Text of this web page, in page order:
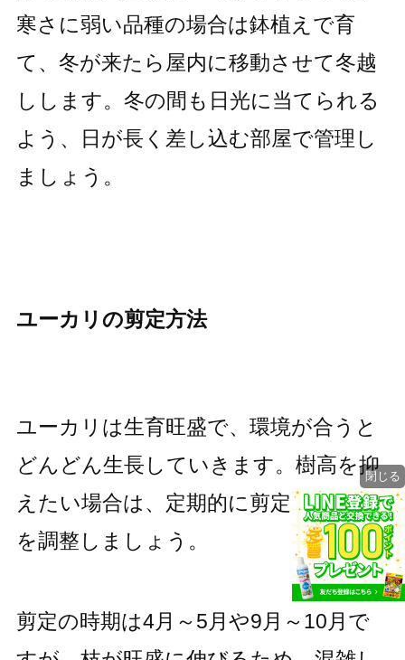
寒さに弱い品種の場合は鉢植えで育
て、冬が来たら屋内に移動させて冬越
しします。冬の間も日光に当てられる
よう、日が長く差し込む部屋で管理し
ましょう。
ユーカリの剪定方法
ユーカリは生育旺盛で、環境が合うと
どんどん生長していきます。樹高を抑
えたい場合は、定期的に剪定して高さ
を調整しましょう。
剪定の時期は4月～5月や9月～10月で
閉じる